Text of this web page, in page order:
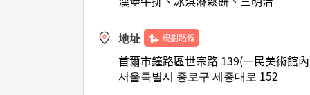
地址 規劃路線
首爾市鐘路區世宗路 139(一民美術館
서울특별시 종로구 세종대로 152